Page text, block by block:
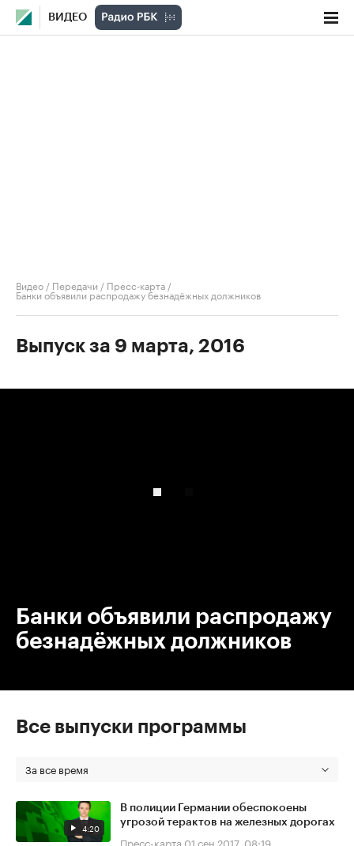
ВИДЕО
Видео / Передачи / Пресс-карта /
Банки объявили распродажу безнадёжных должников
Выпуск за 9 марта, 2016
Банки объявили распродажу
безнадёжных должников
Все выпуски программы
За все время
4:20
В полиции Германии обеспокоены
угрозой терактов на железных дорогах
Пресс-карта 01 сен 2017, 08:19